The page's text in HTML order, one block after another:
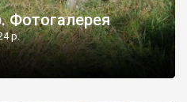
Фотогалерея
р.